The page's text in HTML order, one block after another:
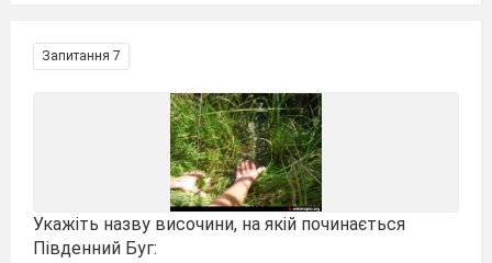
Запитання 7
Укажіть назву височини, на якій починається
Південний Буг: